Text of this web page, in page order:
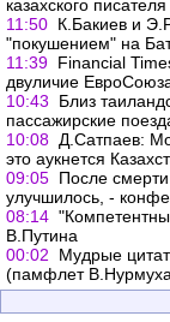
казахского
11:50 К.Бакиев и
"покушением" на
11:39 Financial
двуличие
10:43
Близ
пассажирские
10:08 Д.Сатпаев:
это аукнется
09:05 После
улучшилось, -
08:14
В.Путина
00:02
Мудрые
(памфлет